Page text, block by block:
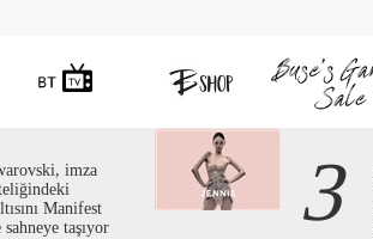
imza
Manifest
sahneye taşıyor
3